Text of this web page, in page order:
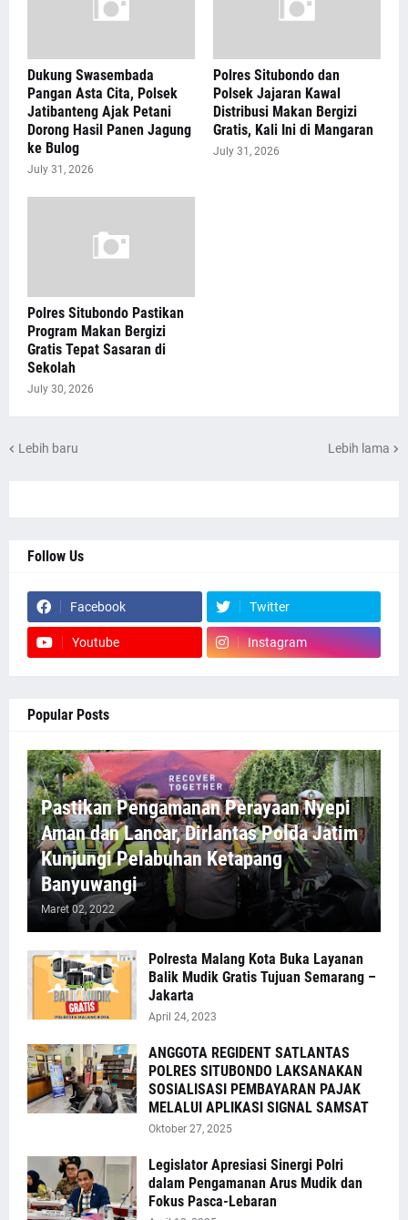
Dukung Swasembada
Pangan Asta Cita, Polsek
Jatibanteng Ajak Petani
Dorong Hasil Panen Jagung
ke Bulog
July 31, 2026
Polres Situbondo dan
Polsek Jajaran Kawal
Distribusi Makan Bergizi
Gratis, Kali Ini di Mangaran
July 31, 2026
Polres Situbondo Pastikan
Program Makan Bergizi
Gratis Tepat Sasaran di
Sekolah
July 30, 2026
Lebih baru Lebih lama
Follow Us
Facebook Twitter
Youtube Instagram
Popular Posts
Pastikan Pengamanan Perayaan Nyepi
Aman dan Lancar, Dirlantas Polda Jatim
Kunjungi Pelabuhan Ketapang
Banyuwangi
Maret 02, 2022
Polresta Malang Kota Buka Layanan
Balik Mudik Gratis Tujuan Semarang –
Jakarta
April 24, 2023
ANGGOTA REGIDENT SATLANTAS
POLRES SITUBONDO LAKSANAKAN
SOSIALISASI PEMBAYARAN PAJAK
MELALUI APLIKASI SIGNAL SAMSAT
Oktober 27, 2025
Legislator Apresiasi Sinergi Polri
dalam Pengamanan Arus Mudik dan
Fokus Pasca-Lebaran